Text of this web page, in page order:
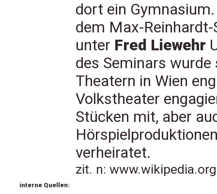
dort ein
dem Max-
unter Fred Liewehr
des Seminars
Theatern in Wien
Volkstheater
Stücken mit, aber
verheiratet.
zit. n:
interne Quellen: